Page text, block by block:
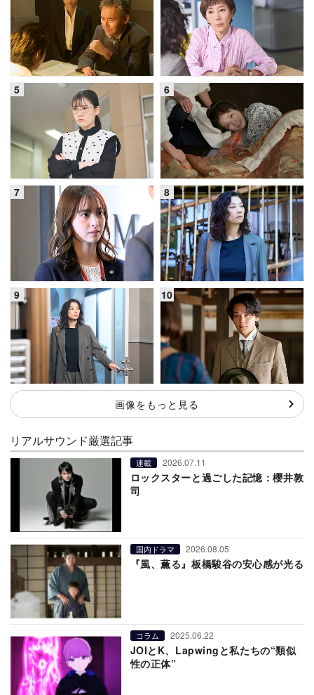
画像をもっと見る
リアルサウンド厳選記事
連載 2026.07.11
ロックスターと過ごした記憶：櫻井敦
司
国内ドラマ 2026.08.05
『風、薫る』板橋駿谷の安心感が光る
コラム 2025.06.22
JOIとK、Lapwingと私たちの“類似
性の正体”